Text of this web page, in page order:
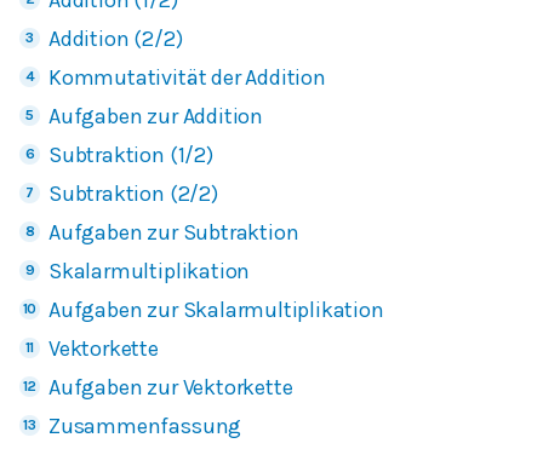
Addition (2/2)
Kommutativität der Addition
Aufgaben zur Addition
Subtraktion (1/2)
Subtraktion (2/2)
Aufgaben zur Subtraktion
Skalarmultiplikation
Aufgaben zur Skalarmultiplikation
Vektorkette
Aufgaben zur Vektorkette
Zusammenfassung